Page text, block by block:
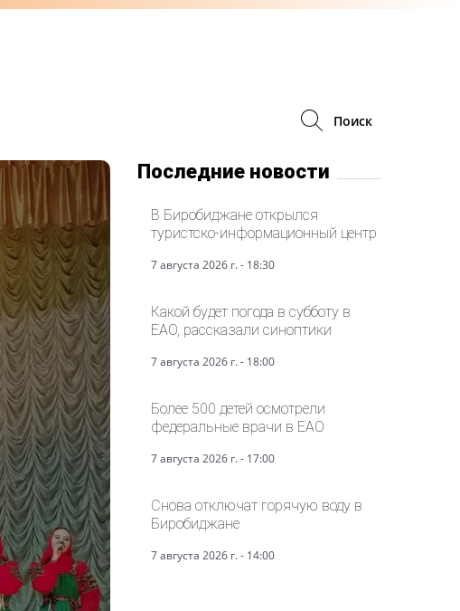
Поиск
Последние новости
В Биробиджане открылся
туристско-информационный центр
7 августа 2026 г. - 18:30
Какой будет погода в субботу в
ЕАО, рассказали синоптики
7 августа 2026 г. - 18:00
Более 500 детей осмотрели
федеральные врачи в ЕАО
7 августа 2026 г. - 17:00
Снова отключат горячую воду в
Биробиджане
7 августа 2026 г. - 14:00